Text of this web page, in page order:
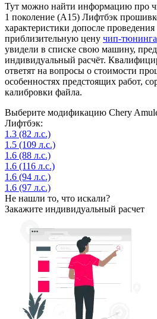
Тут можно найти информацию про
1 поколение (A15) Лифтбэк
характеристики допосле проведения
приблизительную цену чип-
увидели в списке свою машину,
индивидуальный расчёт.
ответят на вопросы о стоимости
особенностях предстоящих работ,
калибровки файла.
Выберите модификацию Chery
Лифтбэк:
1.3 (82 л.с.)
1.5 (109 л.с.)
1.6 (88 л.с.)
1.6 (116 л.с.)
1.6 (94 л.с.)
1.6 (97 л.с.)
Не нашли то, что искали?
Закажите индивидуальный расчет